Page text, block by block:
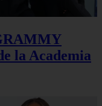
la Academia